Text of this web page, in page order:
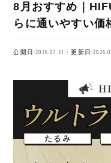
8月おすすめ｜
らに通いやすい価
公開日:2026.07.31・更新日